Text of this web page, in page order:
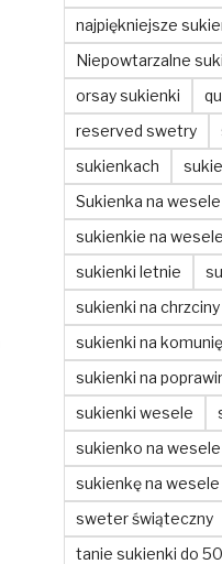
najpiękniejsze
Niepowtarzalne
orsay sukienki
reserved swetry
sukienkach
Sukienka na
sukienkie na wesele
sukienki letnie
sukienki na chrzciny
sukienki na komunię
sukienki na
sukienki wesele
sukienko na wesele
sukienkę na wesele
sweter świąteczny
tanie sukienki do 50